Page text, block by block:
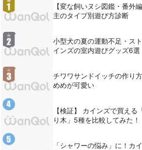
【変な飼いヌシ図鑑・番外
主のタイプ別遊び方診断
小型犬の夏の運動不足・ス
インズの室内遊びグッズ6選
チワワサンドイッチの作り
めめが可愛い
【検証】 カインズで買える
り木」5種を比較してみた！
「シャワーの悩み」に！カ